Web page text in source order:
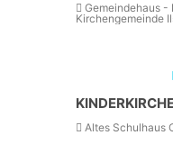
Gemeindehaus -
Kirchengemeinde
Altes Schulhaus